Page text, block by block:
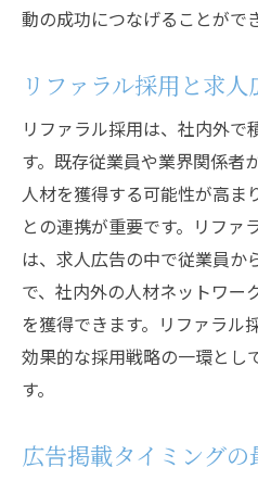
動の成功につなげることがで
リファラル採用と求
リファラル採用は、社内外で
す。既存従業員や業界関係者
人材を獲得する可能性が高ま
との連携が重要です。リファ
は、求人広告の中で従業員か
で、社内外の人材ネットワー
を獲得できます。リファラル
効果的な採用戦略の一環とし
す。
広告掲載タイミングの